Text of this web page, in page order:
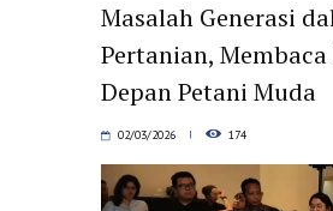
Masalah Generasi
Pertanian, Membaca
Depan Petani Muda
02/03/2026 174